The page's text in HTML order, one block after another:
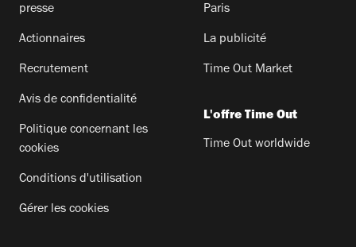
presse
Actionnaires
Recrutement
Avis de confidentialité
Politique concernant les
cookies
Conditions d'utilisation
Gérer les cookies
Paris
La publicité
Time Out Market
L'offre Time Out
Time Out worldwide